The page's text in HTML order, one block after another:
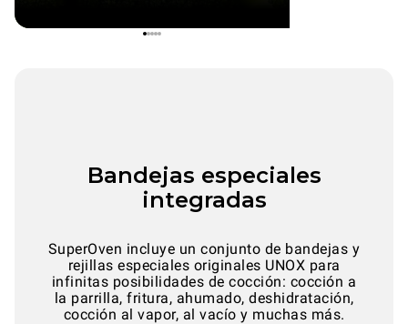
Bandejas especiales
integradas
SuperOven incluye un conjunto de bandejas y
rejillas especiales originales UNOX para
infinitas posibilidades de cocción: cocción a
la parrilla, fritura, ahumado, deshidratación,
cocción al vapor, al vacío y muchas más.